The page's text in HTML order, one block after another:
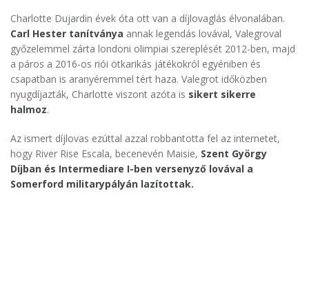
Charlotte Dujardin évek óta ott van a díjlovaglás élvonalában.
Carl Hester tanítványa annak legendás lovával, Valegroval
győzelemmel zárta londoni olimpiai szereplését 2012-ben, majd
a páros a 2016-os riói ötkarikás játékokról egyéniben és
csapatban is aranyéremmel tért haza. Valegrot időközben
nyugdíjazták, Charlotte viszont azóta is sikert sikerre
halmoz.
Az ismert díjlovas ezúttal azzal robbantotta fel az internetet,
hogy River Rise Escala, becenevén Maisie, Szent György
Díjban és Intermediare I-ben versenyző lovával a
Somerford militarypályán lazítottak.